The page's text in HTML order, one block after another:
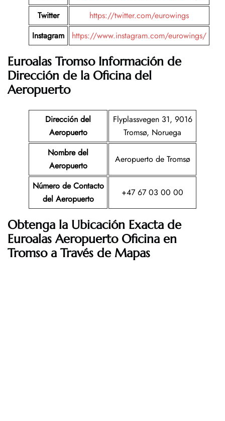
Twitter
https://twitter.com/eurowings
Instagram
https://www.instagram.com/eurowings/
Euroalas Tromso Información de
Dirección de la Oficina del
Aeropuerto
Dirección del
Aeropuerto
Flyplassvegen 31, 9016
Tromsø, Noruega
Nombre del
Aeropuerto
Aeropuerto de Tromsø
Número de Contacto
del Aeropuerto
+47 67 03 00 00
Obtenga la Ubicación Exacta de
Euroalas Aeropuerto Oficina en
Tromso a Través de Mapas